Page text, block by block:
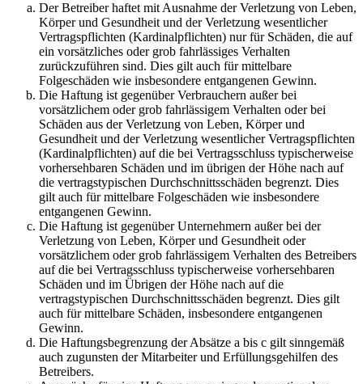
Der Betreiber haftet mit Ausnahme der Verletzung von Leben,
Körper und Gesundheit und der Verletzung wesentlicher
Vertragspflichten (Kardinalpflichten) nur für Schäden, die auf
ein vorsätzliches oder grob fahrlässiges Verhalten
zurückzuführen sind. Dies gilt auch für mittelbare
Folgeschäden wie insbesondere entgangenen Gewinn.
Die Haftung ist gegenüber Verbrauchern außer bei
vorsätzlichem oder grob fahrlässigem Verhalten oder bei
Schäden aus der Verletzung von Leben, Körper und
Gesundheit und der Verletzung wesentlicher Vertragspflichten
(Kardinalpflichten) auf die bei Vertragsschluss typischerweise
vorhersehbaren Schäden und im übrigen der Höhe nach auf
die vertragstypischen Durchschnittsschäden begrenzt. Dies
gilt auch für mittelbare Folgeschäden wie insbesondere
entgangenen Gewinn.
Die Haftung ist gegenüber Unternehmern außer bei der
Verletzung von Leben, Körper und Gesundheit oder
vorsätzlichem oder grob fahrlässigem Verhalten des Betreibers
auf die bei Vertragsschluss typischerweise vorhersehbaren
Schäden und im Übrigen der Höhe nach auf die
vertragstypischen Durchschnittsschäden begrenzt. Dies gilt
auch für mittelbare Schäden, insbesondere entgangenen
Gewinn.
Die Haftungsbegrenzung der Absätze a bis c gilt sinngemäß
auch zugunsten der Mitarbeiter und Erfüllungsgehilfen des
Betreibers.